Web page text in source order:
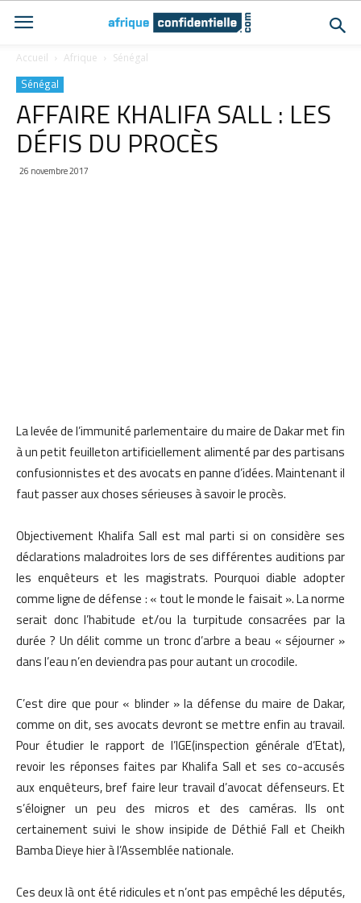
Accueil Afrique Sénégal
Sénégal
AFFAIRE KHALIFA SALL : LES
DÉFIS DU PROCÈS
26 novembre 2017
La levée de l’immunité parlementaire du maire de Dakar met fin
à un petit feuilleton artificiellement alimenté par des partisans
confusionnistes et des avocats en panne d’idées. Maintenant il
faut passer aux choses sérieuses à savoir le procès.
Objectivement Khalifa Sall est mal parti si on considère ses
déclarations maladroites lors de ses différentes auditions par
les enquêteurs et les magistrats. Pourquoi diable adopter
comme ligne de défense : « tout le monde le faisait ». La norme
serait donc l’habitude et/ou la turpitude consacrées par la
durée ? Un délit comme un tronc d’arbre a beau « séjourner »
dans l’eau n’en deviendra pas pour autant un crocodile.
C’est dire que pour « blinder » la défense du maire de Dakar,
comme on dit, ses avocats devront se mettre enfin au travail.
Pour étudier le rapport de l’IGE(inspection générale d’Etat),
revoir les réponses faites par Khalifa Sall et ses co-accusés
aux enquêteurs, bref faire leur travail d’avocat défenseurs. Et
s’éloigner un peu des micros et des caméras. Ils ont
certainement suivi le show insipide de Déthié Fall et Cheikh
Bamba Dieye hier à l’Assemblée nationale.
Ces deux là ont été ridicules et n’ont pas empêché les députés,